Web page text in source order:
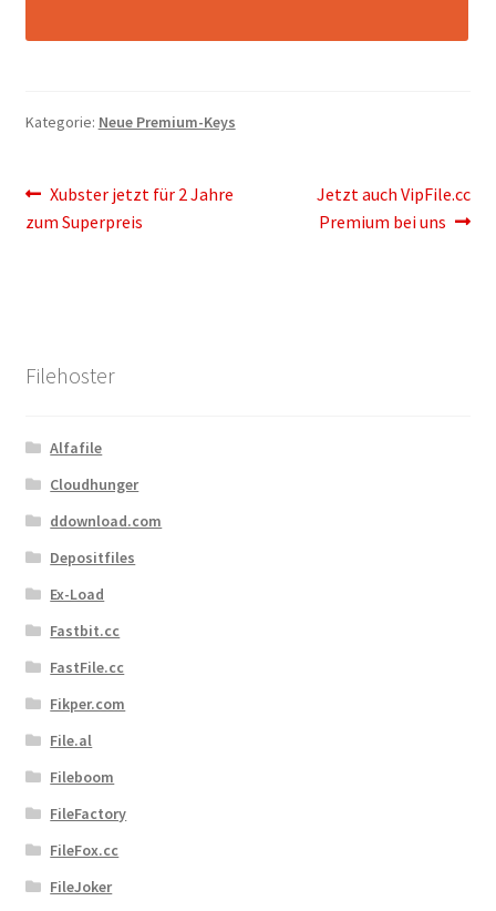
Kategorie: Neue Premium-Keys
Beitragsnavigation
Vorheriger
Beitrag:
Xubster jetzt für 2 Jahre
zum Superpreis
Nächster
Beitrag:
Jetzt auch VipFile.cc
Premium bei uns
Filehoster
Alfafile
Cloudhunger
ddownload.com
Depositfiles
Ex-Load
Fastbit.cc
FastFile.cc
Fikper.com
File.al
Fileboom
FileFactory
FileFox.cc
FileJoker